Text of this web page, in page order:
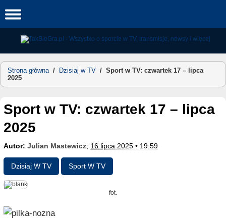
to
Strona główna/ Dzisiaj w TV / Sport w TV: czwartek 17 – lipca
2025
Sport w TV: czwartek 17 – lipca
2025
Autor: Julian Mastewicz; 16 lipca 2025 • 19:59
Dzisiaj W TV Sport W TV
fot.